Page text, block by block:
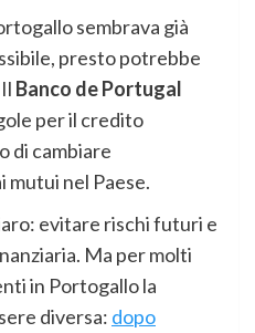
sembrava già
presto potrebbe
Banco de Portugal
per il credito
di cambiare
mutui nel Paese.
evitare rischi futuri e
Ma per molti
in Portogallo la
diversa: dopo